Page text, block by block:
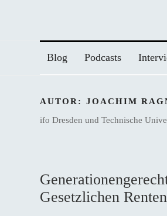
Blog Podcasts
AUTOR: JOACHIM
ifo Dresden und Technische
Gesetzlichen